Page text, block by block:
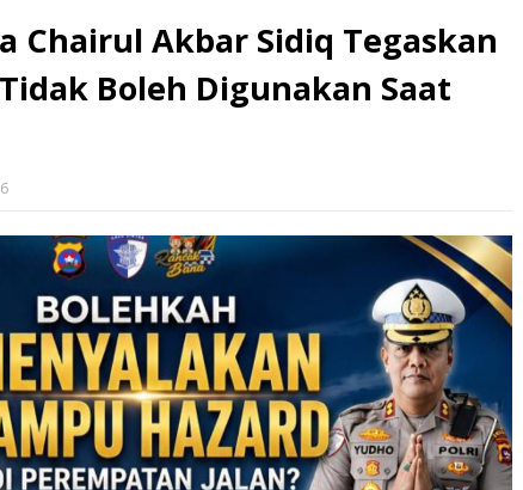
Chairul Akbar Sidiq Tegaskan
Boleh Digunakan Saat